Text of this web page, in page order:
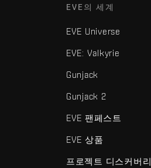
EVE의 세계
EVE Universe
EVE: Valkyrie
Gunjack
Gunjack 2
EVE 팬페스트
EVE 상품
프로젝트 디스커버리